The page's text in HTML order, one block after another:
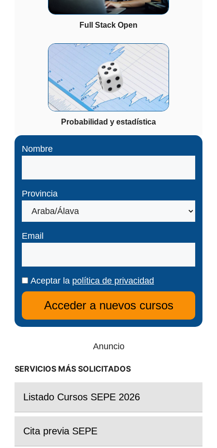
Full Stack Open
Probabilidad y estadística
Nombre
Provincia
Email
Aceptar la política de privacidad
Anuncio
SERVICIOS MÁS SOLICITADOS
Listado Cursos SEPE 2026
Cita previa SEPE